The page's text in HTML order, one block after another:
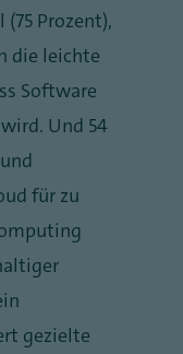
Prozent),
die leichte
Software
Und 54
für zu
gezielte